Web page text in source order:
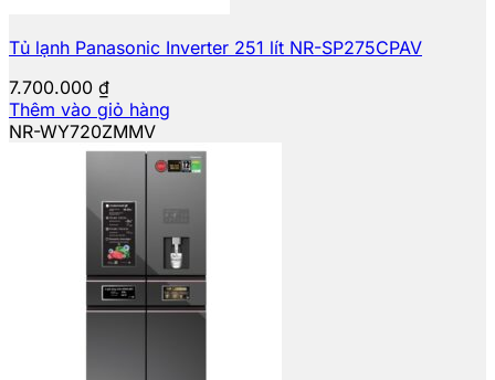
Tủ lạnh Panasonic Inverter 251 lít NR-SP275CPAV
7.700.000 ₫
Thêm vào giỏ hàng
NR-WY720ZMMV